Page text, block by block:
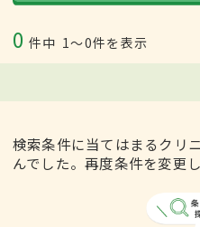
0 件中 1〜0件を表示
検索条件に当てはまるクリ
んでした。再度条件を変更